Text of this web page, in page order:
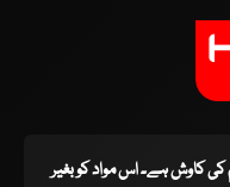
کی کاوش ہے۔ اس مواد کو بغیر